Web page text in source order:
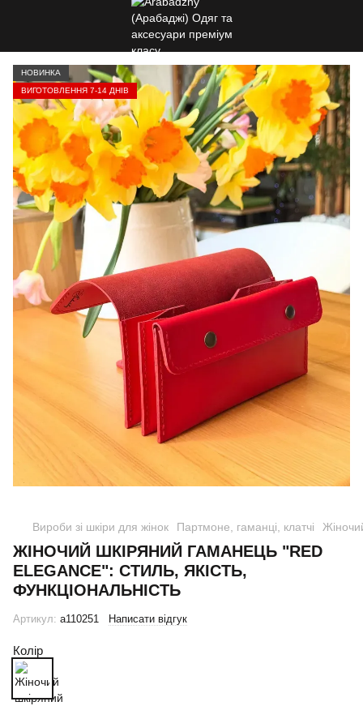
НОВИНКА
ВИГОТОВЛЕННЯ 7-14 ДНІВ
Вироби зі шкіри для жінок Партмоне, гаманці, клатчі
ЖІНОЧИЙ ШКІРЯНИЙ ГАМАНЕЦЬ "RED
ELEGANCE": СТИЛЬ, ЯКІСТЬ,
ФУНКЦІОНАЛЬНІСТЬ
Артикул: a110251 Написати відгук
Колір